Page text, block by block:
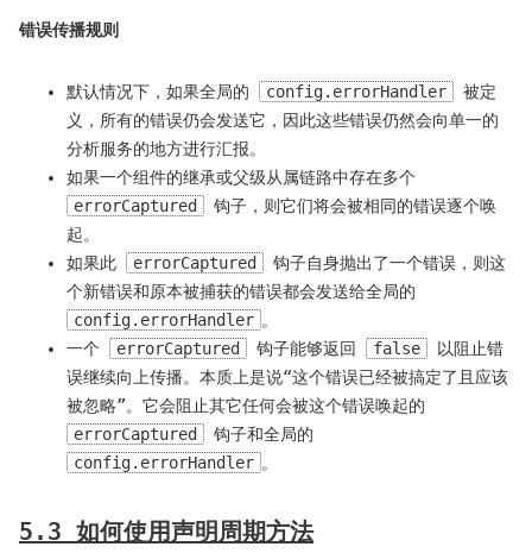
错误传播规则
默认情况下，如果全局的 config.errorHandler
被定
义，所有的错误仍会发送它，因此这些错误仍然会向单一的
分析服务的地方进行汇报。
如果一个组件的继承或父级从属链路中存在多个
errorCaptured
钩子，则它们将会被相同的错误逐个唤
起。
如果此
errorCaptured
钩子自身抛出了一个错误，则这
个新错误和原本被捕获的错误都会发送给全局的
config.errorHandler 。
一个
errorCaptured 钩子能够返回 false
以阻止错
误继续向上传播。本质上是说“这个错误已经被搞定了且应该
被忽略”。它会阻止其它任何会被这个错误唤起的
errorCaptured
钩子和全局的
config.errorHandler 。
5.3 如何使用声明周期方法